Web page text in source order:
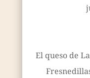
El queso de